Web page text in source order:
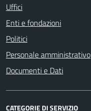
Uffici
Enti e fondazioni
Politici
Personale amministrativo
Documenti e Dati
CATEGORIE DI SERVIZIO